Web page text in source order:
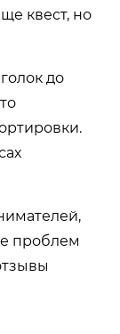
квест, но
до
проблем